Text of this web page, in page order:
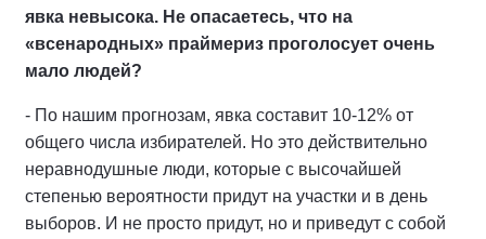
явка невысока. Не опасаетесь, что на
«всенародных» праймериз проголосует очень
мало людей?
- По нашим прогнозам, явка составит 10-12% от
общего числа избирателей. Но это действительно
неравнодушные люди, которые с высочайшей
степенью вероятности придут на участки и в день
выборов. И не просто придут, но и приведут с собой